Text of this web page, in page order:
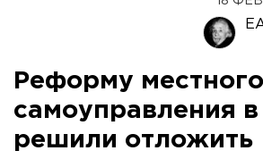
Реформу местного
самоуправления в
решили отложить